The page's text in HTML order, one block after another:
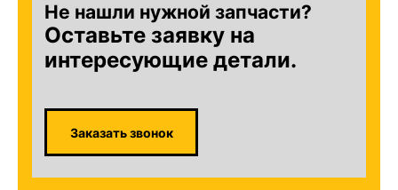
Не нашли нужной запчасти?
Оставьте заявку на
интересующие детали.
Заказать звонок